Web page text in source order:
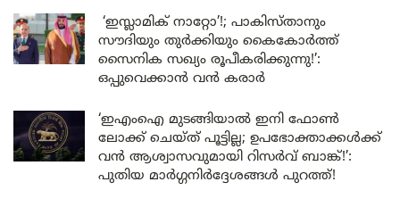
‘ഇസ്ലാമിക് നാറ്റോ’!; പാകിസ്താനും
സൗദിയും തുർക്കിയും കൈകോർത്ത്
സൈനിക സഖ്യം രൂപീകരിക്കുന്നു!’:
ഒപ്പുവെക്കാൻ വൻ കരാർ
‘ഇഎംഐ മുടങ്ങിയാൽ ഇനി ഫോൺ
ലോക്ക് ചെയ്ത് പൂട്ടില്ല; ഉപഭോക്താക്കൾക്ക്
വൻ ആശ്വാസവുമായി റിസർവ് ബാങ്ക്!’:
പുതിയ മാർഗ്ഗനിർദ്ദേശങ്ങൾ പുറത്ത്!